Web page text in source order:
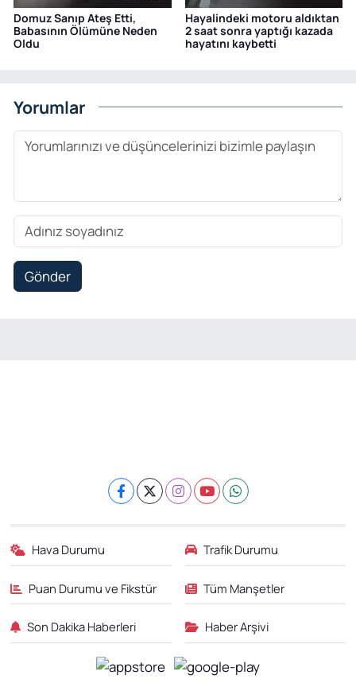
Domuz Sanıp Ateş Etti,
Babasının Ölümüne Neden
Oldu
Hayalindeki motoru aldıktan
2 saat sonra yaptığı kazada
hayatını kaybetti
Yorumlar
Gönder
Hava Durumu Trafik Durumu
Puan Durumu ve Fikstür Tüm Manşetler
Son Dakika Haberleri Haber Arşivi